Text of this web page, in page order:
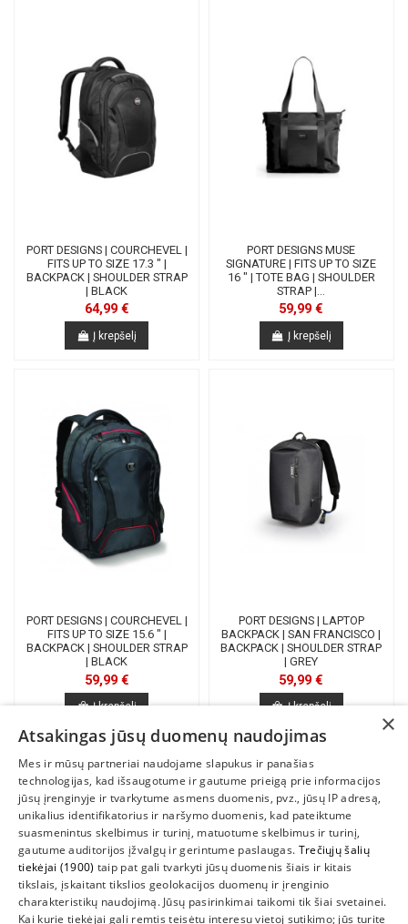
PORT DESIGNS | COURCHEVEL |
FITS UP TO SIZE 17.3 " |
BACKPACK | SHOULDER STRAP
| BLACK
64,99 €
Į krepšelį
PORT DESIGNS MUSE
SIGNATURE | FITS UP TO SIZE
16 " | TOTE BAG | SHOULDER
STRAP |...
59,99 €
Į krepšelį
PORT DESIGNS | COURCHEVEL |
FITS UP TO SIZE 15.6 " |
BACKPACK | SHOULDER STRAP
| BLACK
59,99 €
Į krepšelį
PORT DESIGNS | LAPTOP
BACKPACK | SAN FRANCISCO |
BACKPACK | SHOULDER STRAP
| GREY
59,99 €
Į krepšelį
1
INFORMACIJA
SUSIEKITE
×
Atsakingas jūsų duomenų naudojimas
Mes ir mūsų partneriai naudojame slapukus ir panašias
technologijas, kad išsaugotume ir gautume prieigą prie informacijos
jūsų įrenginyje ir tvarkytume asmens duomenis, pvz., jūsų IP adresą,
unikalius identifikatorius ir naršymo duomenis, kad pateiktume
suasmenintus skelbimus ir turinį, matuotume skelbimus ir turinį,
gautume auditorijos įžvalgų ir gerintume paslaugas. Trečiųjų šalių
tiekėjai (1900) taip pat gali tvarkyti jūsų duomenis šiais ir kitais
tikslais, įskaitant tikslios geolokacijos duomenų ir įrenginio
charakteristikų naudojimą. Jūsų pasirinkimai taikomi tik šiai svetainei.
Kai kurie tiekėjai gali remtis teisėtu interesu vietoj sutikimo; jūs turite